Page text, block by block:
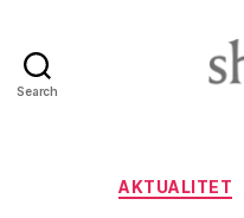
Search
AKTUALITET